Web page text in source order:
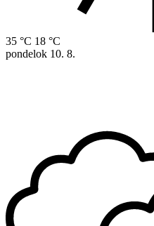
35 °C 18 °C
pondelok 10. 8.